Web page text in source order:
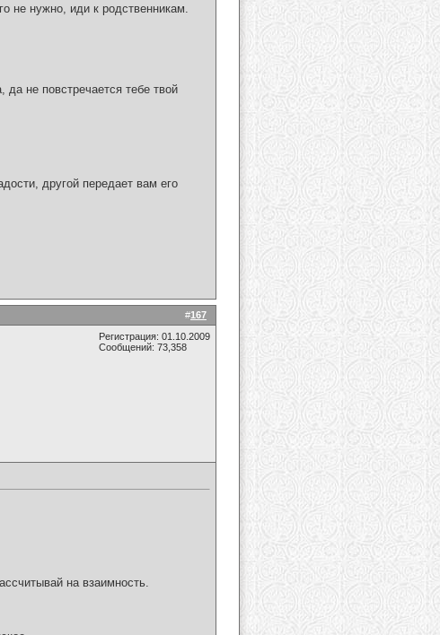
не нужно, иди к родственникам.
не повстречается тебе твой
другой передает вам его
#167
Регистрация: 01.10.2009
Сообщений: 73,358
на взаимность.